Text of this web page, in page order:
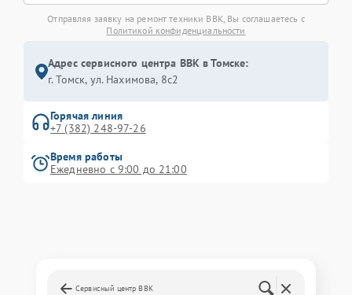
Отправляя заявку на ремонт техники BBK, Вы соглашаетесь с
Политикой конфиденциальности
Адрес сервисного центра BBK в Томске:
г. Томск, ул. Нахимова, 8с2
Горячая линия
+7 (382) 248-97-26
Время работы
Ежедневно с 9:00 до 21:00
Сервисный центр BBK